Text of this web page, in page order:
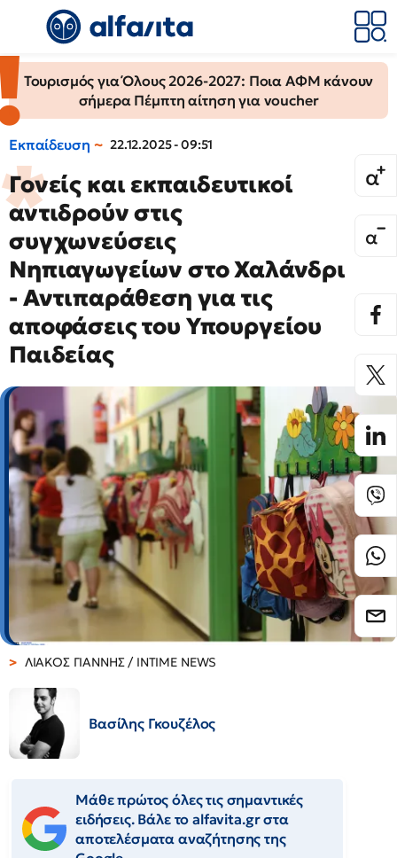
Τουρισμός για Όλους 2026-2027: Ποια ΑΦΜ κάνουν
σήμερα Πέμπτη αίτηση για voucher
Εκπαίδευση 22.12.2025 - 09:51
Γονείς και εκπαιδευτικοί
αντιδρούν στις
συγχωνεύσεις
Νηπιαγωγείων στο Χαλάνδρι
- Αντιπαράθεση για τις
αποφάσεις του Υπουργείου
Παιδείας
ΛΙΑΚΟΣ ΓΙΑΝΝΗΣ / INTIME NEWS
Βασίλης Γκουζέλος
Μάθε πρώτος όλες τις σημαντικές
ειδήσεις. Βάλε το alfavita.gr στα
αποτελέσματα αναζήτησης της